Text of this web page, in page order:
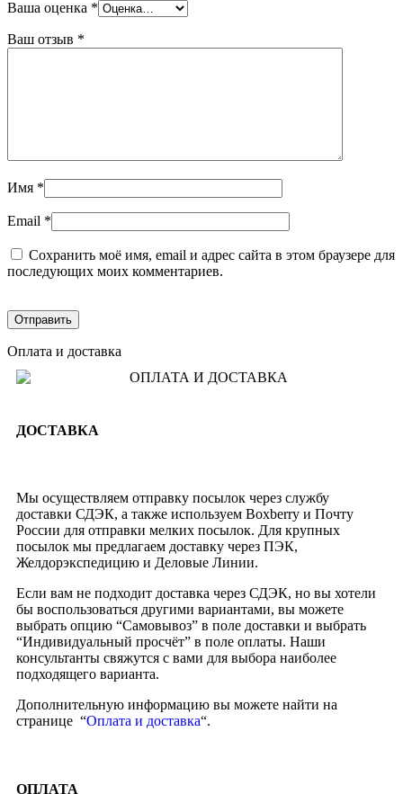
Ваша оценка *
Ваш отзыв *
Имя *
Email *
Сохранить моё имя, email и адрес сайта в этом браузере для
последующих моих комментариев.
Оплата и доставка
ДОСТАВКА
Мы осуществляем отправку посылок через службу
доставки СДЭК, а также используем Boxberry и Почту
России для отправки мелких посылок. Для крупных
посылок мы предлагаем доставку через ПЭК,
Желдорэкспедицию и Деловые Линии.
Если вам не подходит доставка через СДЭК, но вы хотели
бы воспользоваться другими вариантами, вы можете
выбрать опцию “Самовывоз” в поле доставки и выбрать
“Индивидуальный просчёт” в поле оплаты. Наши
консультанты свяжутся с вами для выбора наиболее
подходящего варианта.
Дополнительную информацию вы можете найти на
странице “Оплата и доставка“.
ОПЛАТА